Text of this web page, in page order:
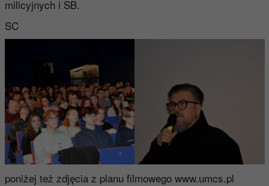
milicyjnych i SB.
SC
poniżej też zdjęcia z planu filmowego www.umcs.pl